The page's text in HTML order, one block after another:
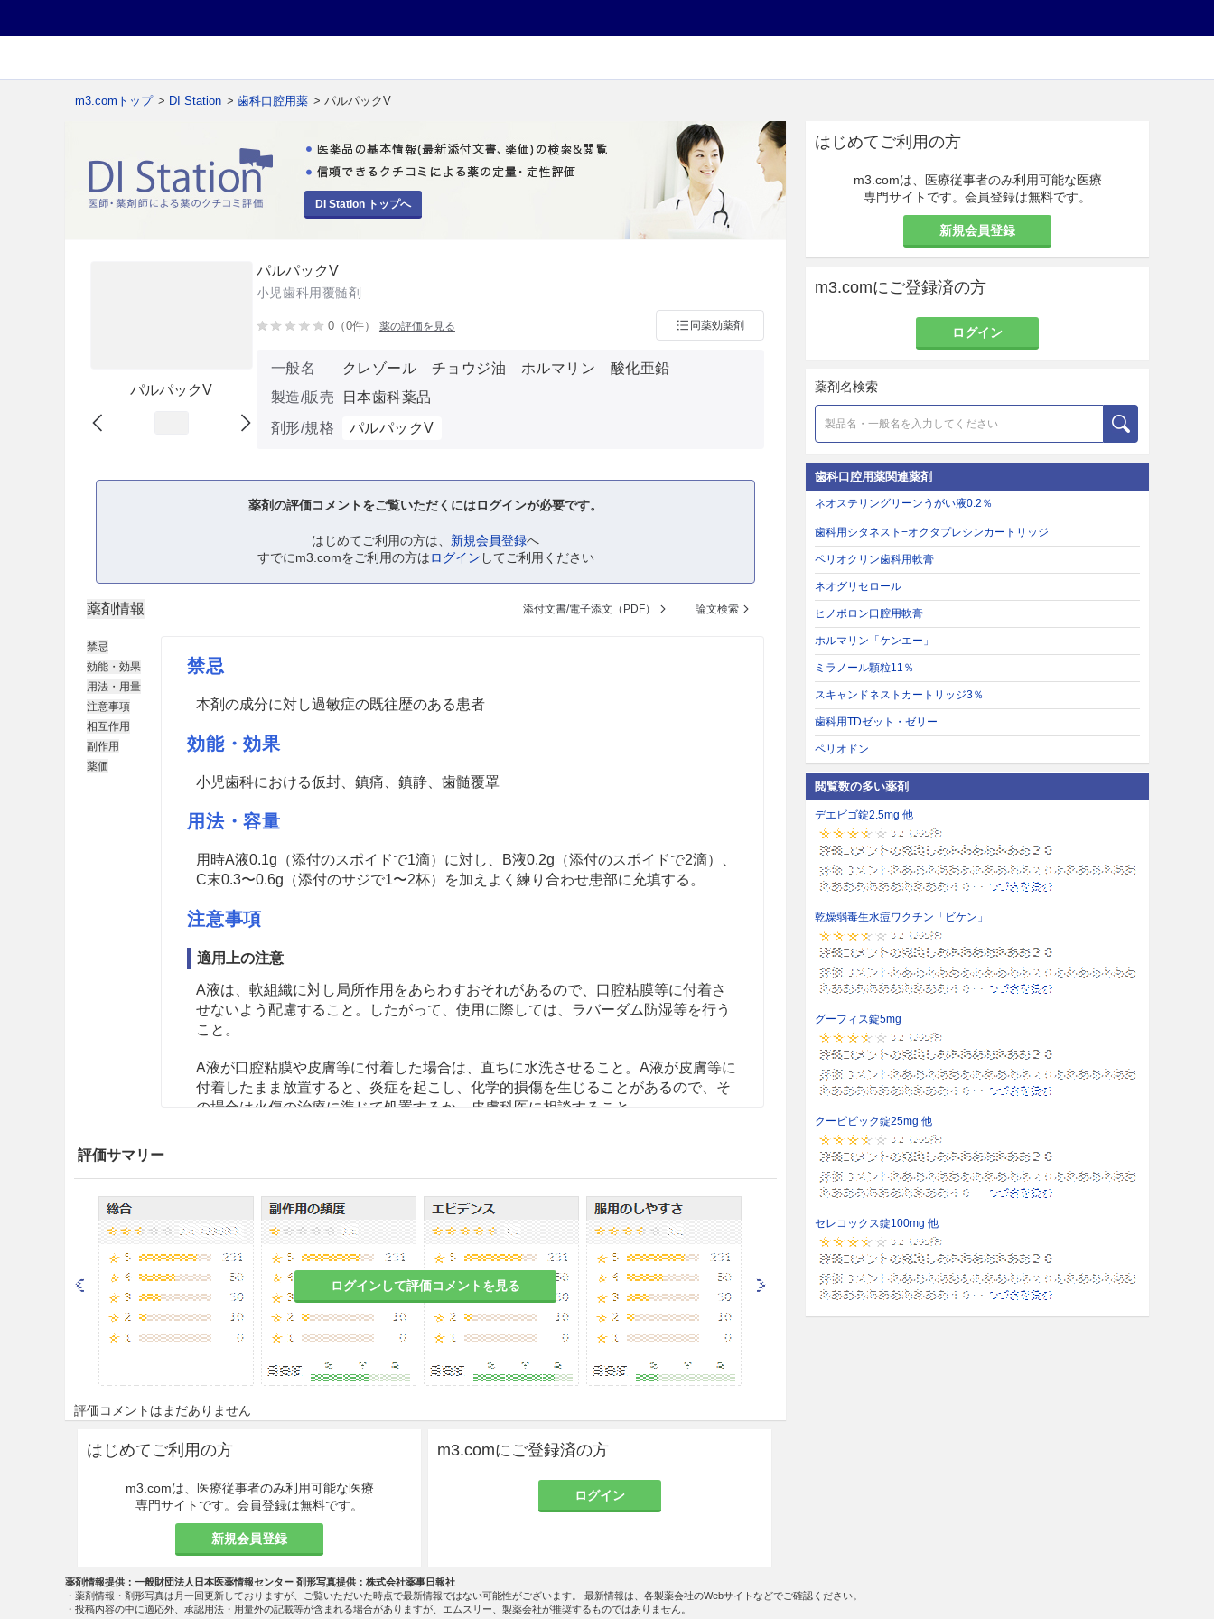
m3.comトップ > DI Station > 歯科口腔用薬 > パルパックV
DI Station トップへ
パルパックV
パルパックV
小児歯科用覆髄剤
0（0件） 薬の評価を見る 同薬効薬剤
一般名
クレゾール チョウジ油 ホルマリン 酸化亜鉛
製造/販売
日本歯科薬品
剤形/規格
パルパックV
薬剤の評価コメントをご覧いただくにはログインが必要です。
はじめてご利用の方は、 新規会員登録へ
すでにm3.comをご利用の方はログイン してご利用ください
薬剤情報 添付文書/電子添文（PDF） 論文検索
禁忌
効能・効果
用法・用量
注意事項
相互作用
副作用
薬価
禁忌
本剤の成分に対し過敏症の既往歴のある患者
効能・効果
小児歯科における仮封、鎮痛、鎮静、歯髄覆罩
用法・容量
用時A液0.1g（添付のスポイドで1滴）に対し、B液0.2g（添付のスポイドで2滴）、
C末0.3〜0.6g（添付のサジで1〜2杯）を加えよく練り合わせ患部に充填する。
注意事項
適用上の注意
A液は、軟組織に対し局所作用をあらわすおそれがあるので、口腔粘膜等に付着さ
せないよう配慮すること。したがって、使用に際しては、ラバーダム防湿等を行う
こと。
A液が口腔粘膜や皮膚等に付着した場合は、直ちに水洗させること。A液が皮膚等に
付着したまま放置すると、炎症を起こし、化学的損傷を生じることがあるので、そ
の場合は火傷の治療に準じて処置するか、皮膚科医に相談すること。
本剤は、歯科用にのみ使用すること。
取扱上の注意
本剤の硬化時間は約2〜3時間である。
本剤は医療用医薬品であり、またA液は「劇薬」であるので、取扱い、保管に充分
注意すること。
使用後は密栓し、直射日光を避けて保管すること。
眼に入った場合は、直ちに多量の水で15分以上洗い流し、なお異常が認められる場
合は眼科医に相談すること。
衣服等についた場合は、においが残ったり、シミになったりすることがあるので、
相互作用
副作用
副作用発現状況の概要
本剤は使用成績調査等の副作用発現頻度が明確となる調査を実施していない。
評価サマリー
ログインして評価コメントを見る
評価コメントはまだありません
はじめてご利用の方
m3.comは、医療従事者のみ利用可能な医療
専門サイトです。会員登録は無料です。
新規会員登録
m3.comにご登録済の方
ログイン
はじめてご利用の方
m3.comは、医療従事者のみ利用可能な医療
専門サイトです。会員登録は無料です。
新規会員登録
m3.comにご登録済の方
ログイン
薬剤名検索
歯科口腔用薬関連薬剤
ネオステリングリーンうがい液0.2％
歯科用シタネスト−オクタプレシンカートリッジ
ペリオクリン歯科用軟膏
ネオグリセロール
ヒノポロン口腔用軟膏
ホルマリン「ケンエー」
ミラノール顆粒11％
スキャンドネストカートリッジ3％
歯科用TDゼット・ゼリー
ペリオドン
閲覧数の多い薬剤
デエビゴ錠2.5mg 他
乾燥弱毒生水痘ワクチン「ビケン」
グーフィス錠5mg
クービビック錠25mg 他
セレコックス錠100mg 他
薬剤情報提供：一般財団法人日本医薬情報センター 剤形写真提供：株式会社薬事日報社
・薬剤情報・剤形写真は月一回更新しておりますが、ご覧いただいた時点で最新情報ではない可能性がございます。 最新情報は、各製薬会社のWebサイトなどでご確認ください。
・投稿内容の中に適応外、承認用法・用量外の記載等が含まれる場合がありますが、エムスリー、製薬会社が推奨するものではありません。